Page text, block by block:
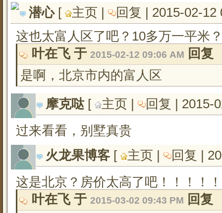
潜心[ 主页 | 回复 | 2015-02-12
这也太富人区了吧？10多万一平米
叶在飞 于 2015-02-12 09:06 AM
回复
是啊，北京市内的富人区
摩克哒[ 主页 | 回复 | 2015-
过来看看，别墅真贵
火龙果博客 [ 主页 | 回复 |
这是北京？房价太高了吧！！！！！
叶在飞 于 2015-03-02 09:43 PM
回复